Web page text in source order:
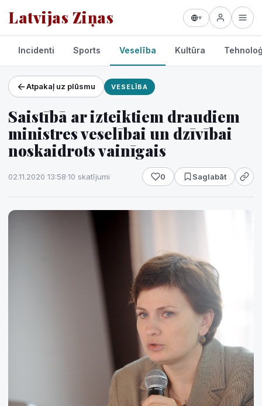
Latvijas Ziņas ▾
Projekti un pakalpojumi
Laikapstākļi
Incidenti Sports Veselība Kultūra
Atpakaļ uz plūsmu VESELĪBA
Saistībā ar izteiktiem draudiem
ministres veselībai un dzīvībai
noskaidrots vainīgais
02.11.2020 13:58·10 skatījumi 0 Saglabāt